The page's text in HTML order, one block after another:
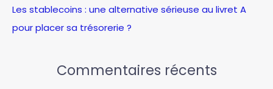
Les stablecoins : une alternative sérieuse au livret A
pour placer sa trésorerie ?
Commentaires récents